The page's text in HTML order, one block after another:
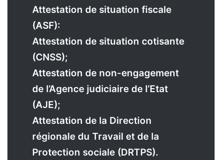
Attestation de situation fiscale
(ASF):
Attestation de situation cotisante
(CNSS);
Attestation de non-engagement
de l’Agence judiciaire de l’Etat
(AJE);
Attestation de la Direction
régionale du Travail et de la
Protection sociale (DRTPS).